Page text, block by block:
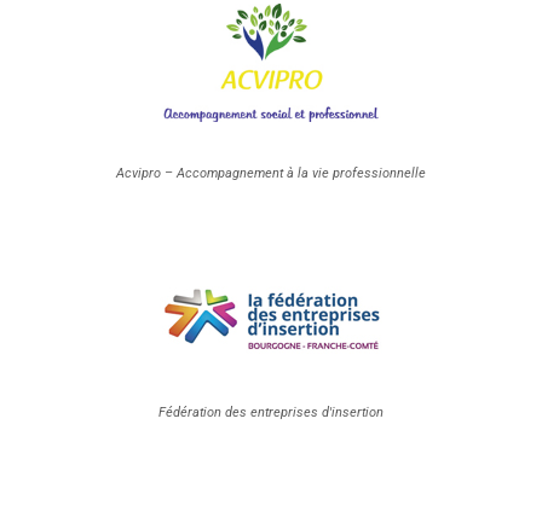
Acvipro – Accompagnement à la vie professionnelle
Fédération des entreprises d'insertion